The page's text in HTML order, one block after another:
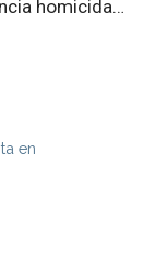
homicida…
en